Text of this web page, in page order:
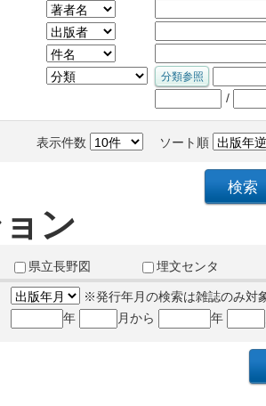
/
表示件数 ソート順
ン
県立長野図
埋文センタ
※発行年月の検索は雑誌のみ対
年
月から 年